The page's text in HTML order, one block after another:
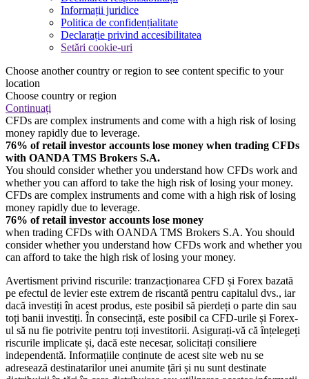
Informații juridice
Politica de confidențialitate
Declarație privind accesibilitatea
Setări cookie-uri
Choose another country or region to see content specific to your
location
Choose country or region
Continuați
CFDs are complex instruments and come with a high risk of losing
money rapidly due to leverage.
76% of retail investor accounts lose money when trading CFDs
with OANDA TMS Brokers S.A.
You should consider whether you understand how CFDs work and
whether you can afford to take the high risk of losing your money.
CFDs are complex instruments and come with a high risk of losing
money rapidly due to leverage.
76% of retail investor accounts lose money
when trading CFDs with OANDA TMS Brokers S.A. You should
consider whether you understand how CFDs work and whether you
can afford to take the high risk of losing your money.
Avertisment privind riscurile: tranzacționarea CFD și Forex bazată
pe efectul de levier este extrem de riscantă pentru capitalul dvs., iar
dacă investiți în acest produs, este posibil să pierdeți o parte din sau
toți banii investiți. În consecință, este posibil ca CFD-urile și Forex-
ul să nu fie potrivite pentru toți investitorii. Asigurați-vă că înțelegeți
riscurile implicate și, dacă este necesar, solicitați consiliere
independentă. Informațiile conținute de acest site web nu se
adresează destinatarilor unei anumite țări și nu sunt destinate